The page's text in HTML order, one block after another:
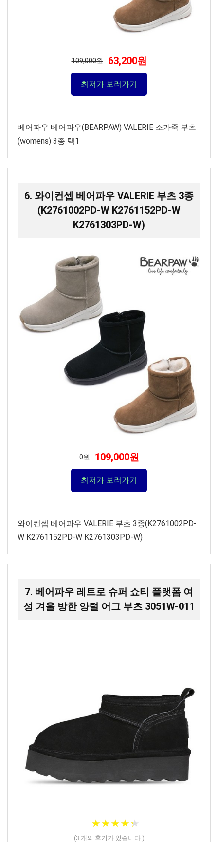
109,000원 63,200원
최저가 보러가기
베어파우 베어파우(BEARPAW) VALERIE 소가죽 부츠
(womens) 3종 택1
6. 와이컨셉 베어파우 VALERIE 부츠 3종
(K2761002PD-W K2761152PD-W
K2761303PD-W)
0원 109,000원
최저가 보러가기
와이컨셉 베어파우 VALERIE 부츠 3종(K2761002PD-
W K2761152PD-W K2761303PD-W)
7. 베어파우 레트로 슈퍼 쇼티 플랫폼 여
성 겨울 방한 양털 어그 부츠 3051W-011
★★★★★
★★★★★
(3 개의 후기가 있습니다.)